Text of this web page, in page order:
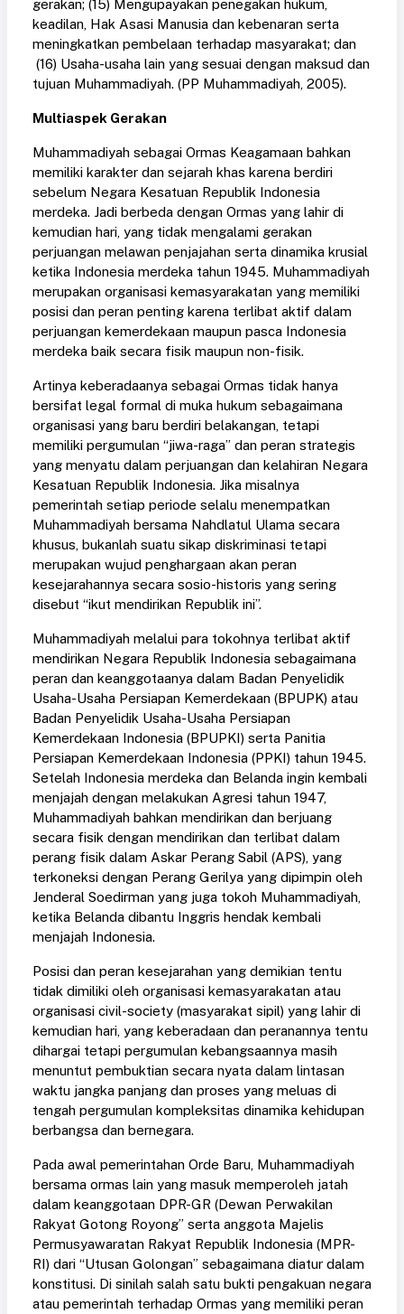
gerakan; (15) Mengupayakan penegakan hukum,
keadilan, Hak Asasi Manusia dan kebenaran serta
meningkatkan pembelaan terhadap masyarakat; dan
(16) Usaha-usaha lain yang sesuai dengan maksud dan
tujuan Muhammadiyah. (PP Muhammadiyah, 2005).
Multiaspek Gerakan
Muhammadiyah sebagai Ormas Keagamaan bahkan
memiliki karakter dan sejarah khas karena berdiri
sebelum Negara Kesatuan Republik Indonesia
merdeka. Jadi berbeda dengan Ormas yang lahir di
kemudian hari, yang tidak mengalami gerakan
perjuangan melawan penjajahan serta dinamika krusial
ketika Indonesia merdeka tahun 1945. Muhammadiyah
merupakan organisasi kemasyarakatan yang memiliki
posisi dan peran penting karena terlibat aktif dalam
perjuangan kemerdekaan maupun pasca Indonesia
merdeka baik secara fisik maupun non-fisik.
Artinya keberadaanya sebagai Ormas tidak hanya
bersifat legal formal di muka hukum sebagaimana
organisasi yang baru berdiri belakangan, tetapi
memiliki pergumulan “jiwa-raga” dan peran strategis
yang menyatu dalam perjuangan dan kelahiran Negara
Kesatuan Republik Indonesia. Jika misalnya
pemerintah setiap periode selalu menempatkan
Muhammadiyah bersama Nahdlatul Ulama secara
khusus, bukanlah suatu sikap diskriminasi tetapi
merupakan wujud penghargaan akan peran
kesejarahannya secara sosio-historis yang sering
disebut “ikut mendirikan Republik ini”.
Muhammadiyah melalui para tokohnya terlibat aktif
mendirikan Negara Republik Indonesia sebagaimana
peran dan keanggotaanya dalam Badan Penyelidik
Usaha-Usaha Persiapan Kemerdekaan (BPUPK) atau
Badan Penyelidik Usaha-Usaha Persiapan
Kemerdekaan Indonesia (BPUPKI) serta Panitia
Persiapan Kemerdekaan Indonesia (PPKI) tahun 1945.
Setelah Indonesia merdeka dan Belanda ingin kembali
menjajah dengan melakukan Agresi tahun 1947,
Muhammadiyah bahkan mendirikan dan berjuang
secara fisik dengan mendirikan dan terlibat dalam
perang fisik dalam Askar Perang Sabil (APS), yang
terkoneksi dengan Perang Gerilya yang dipimpin oleh
Jenderal Soedirman yang juga tokoh Muhammadiyah,
ketika Belanda dibantu Inggris hendak kembali
menjajah Indonesia.
Posisi dan peran kesejarahan yang demikian tentu
tidak dimiliki oleh organisasi kemasyarakatan atau
organisasi civil-society (masyarakat sipil) yang lahir di
kemudian hari, yang keberadaan dan peranannya tentu
dihargai tetapi pergumulan kebangsaannya masih
menuntut pembuktian secara nyata dalam lintasan
waktu jangka panjang dan proses yang meluas di
tengah pergumulan kompleksitas dinamika kehidupan
berbangsa dan bernegara.
Pada awal pemerintahan Orde Baru, Muhammadiyah
bersama ormas lain yang masuk memperoleh jatah
dalam keanggotaan DPR-GR (Dewan Perwakilan
Rakyat Gotong Royong” serta anggota Majelis
Permusyawaratan Rakyat Republik Indonesia (MPR-
RI) dari “Utusan Golongan” sebagaimana diatur dalam
konstitusi. Di sinilah salah satu bukti pengakuan negara
atau pemerintah terhadap Ormas yang memiliki peran